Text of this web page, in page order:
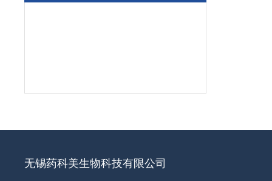
无锡药科美生物科技有限公司